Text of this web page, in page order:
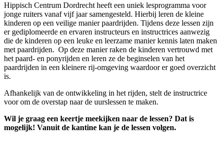
Hippisch Centrum Dordrecht heeft een uniek lesprogramma voor
jonge ruiters vanaf vijf jaar samengesteld. Hierbij leren de kleine
kinderen op een veilige manier paardrijden. Tijdens deze lessen zijn
er gediplomeerde en ervaren instructeurs en instructrices aanwezig
die de kinderen op een leuke en leerzame manier kennis laten maken
met paardrijden. Op deze manier raken de kinderen vertrouwd met
het paard- en ponyrijden en leren ze de beginselen van het
paardrijden in een kleinere rij-omgeving waardoor er goed overzicht
is.
Afhankelijk van de ontwikkeling in het rijden, stelt de instructrice
voor om de overstap naar de uurslessen te maken.
Wil je graag een keertje meekijken naar de lessen? Dat is
mogelijk! Vanuit de kantine kan je de lessen volgen.